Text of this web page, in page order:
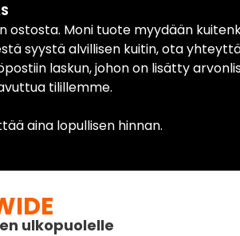
ostosta. Moni tuote myydään
syystä alvillisen kuitin, ota
laskun, johon on lisätty
tilillemme.
aina lopullisen hinnan.
ulkopuolelle